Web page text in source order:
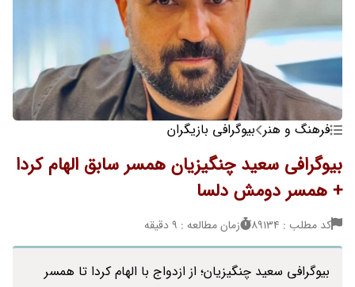
فرهنگ و هنر بیوگرافی بازیگران
بیوگرافی سعید چنگیزیان همسر سابق الهام کردا
+ همسر دومش دلسا
کد مطلب : 89134 زمان مطالعه : 9 دقیقه
بیوگرافی سعید چنگیزیان؛ از ازدواج با الهام کردا تا همسر